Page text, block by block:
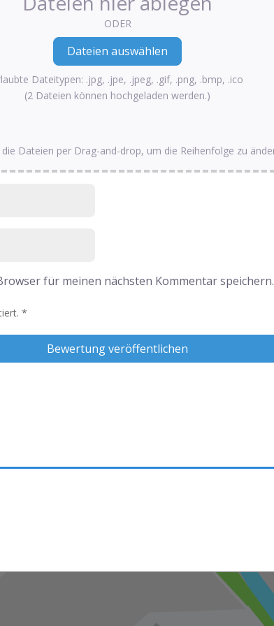
ODER
Dateitypen: .jpg, .jpe, .jpeg, .gif, .png, .bmp, .ico
(2 Dateien können hochgeladen werden.)
Dateien per Drag-and-drop, um die Reihenfolge zu
für meinen nächsten Kommentar speichern.
*